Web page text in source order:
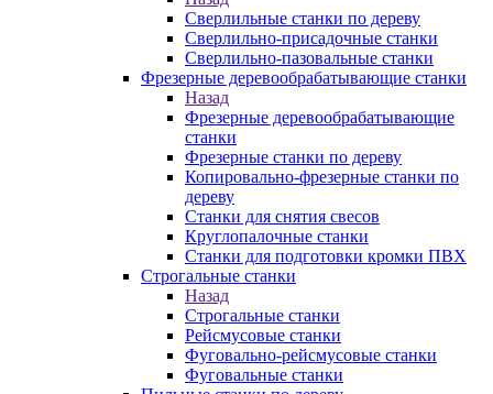
Сверлильные станки по дереву
Сверлильно-присадочные станки
Сверлильно-пазовальные станки
Фрезерные деревообрабатывающие станки
Назад
Фрезерные деревообрабатывающие
станки
Фрезерные станки по дереву
Копировально-фрезерные станки по
дереву
Станки для снятия свесов
Круглопалочные станки
Станки для подготовки кромки ПВХ
Строгальные станки
Назад
Строгальные станки
Рейсмусовые станки
Фуговально-рейсмусовые станки
Фуговальные станки